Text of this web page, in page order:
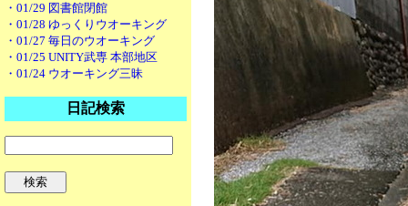
・01/29 図書館閉館
・01/28 ゆっくりウオーキング
・01/27 毎日のウオーキング
・01/25 UNITY武専 本部地区
・01/24 ウオーキング三昧
日記検索